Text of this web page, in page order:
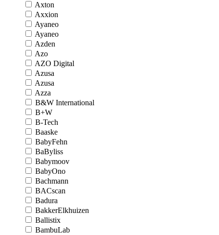
Axton
Axxion
Ayaneo
Ayaneo
Azden
Azo
AZO Digital
Azusa
Azusa
Azza
B&W International
B+W
B-Tech
Baaske
BabyFehn
BaByliss
Babymoov
BabyOno
Bachmann
BACscan
Badura
BakkerElkhuizen
Ballistix
BambuLab